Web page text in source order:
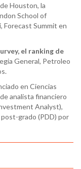
Houston, la
School of
Forecast Summit en
el ranking de
General, Petroleo
en Ciencias
analista financiero
Analyst),
grado (PDD) por